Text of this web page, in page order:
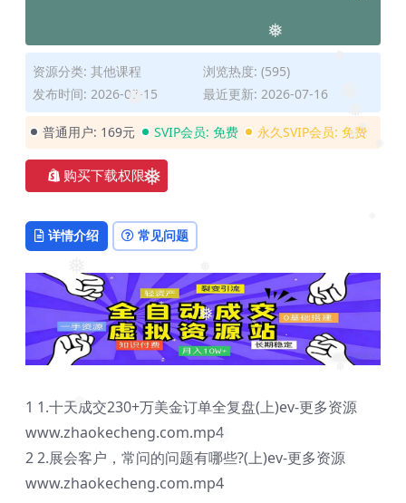
❅
❅
❅
❅
❅
❅
❅
❅
❅
❅
资源分类: 其他课程
浏览热度: (595)
发布时间: 2026-07-15
最近更新: 2026-07-16
普通用户: 169元 SVIP会员: 免费 永久SVIP会员: 免费
购买下载权限
详情介绍 常见问题
1 1.十天成交230+万美金订单全复盘(上)ev-更多资源
www.zhaokecheng.com.mp4
2 2.展会客户，常问的问题有哪些?(上)ev-更多资源
www.zhaokecheng.com.mp4